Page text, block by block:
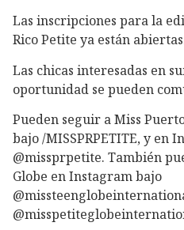
Las inscripciones para la
Rico Petite ya están
Las chicas interesadas en
oportunidad se pueden
Pueden seguir a Miss
bajo /MISSPRPETITE, y en
@missprpetite. También
Globe en Instagram bajo